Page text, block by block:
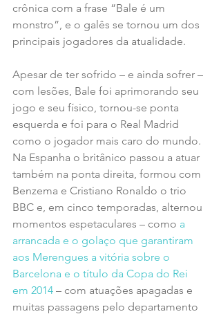
crônica com a frase “Bale é um
monstro”, e o galês se tornou um dos
principais jogadores da atualidade.
Apesar de ter sofrido – e ainda sofrer –
com lesões, Bale foi aprimorando seu
jogo e seu físico, tornou-se ponta
esquerda e foi para o Real Madrid
como o jogador mais caro do mundo.
Na Espanha o britânico passou a atuar
também na ponta direita, formou com
Benzema e Cristiano Ronaldo o trio
BBC e, em cinco temporadas, alternou
momentos espetaculares – como a
arrancada e o golaço que garantiram
aos Merengues a vitória sobre o
Barcelona e o título da Copa do Rei
em 2014 – com atuações apagadas e
muitas passagens pelo departamento